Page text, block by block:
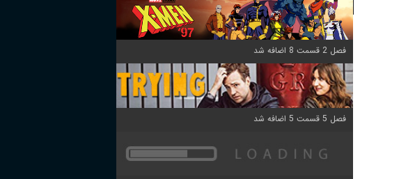
فصل 2 قسمت 8 اضافه شد
فصل 5 قسمت 5 اضافه شد